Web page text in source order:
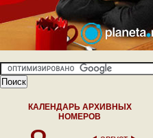
КАЛЕНДАРЬ АРХИВНЫХ
НОМЕРОВ